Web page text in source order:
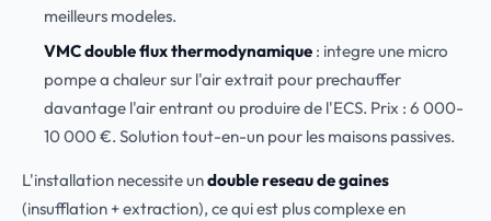
meilleurs modeles.
VMC double flux thermodynamique: integre une micro
pompe a chaleur sur l'air extrait pour prechauffer
davantage l'air entrant ou produire de l'ECS. Prix : 6 000-
10 000 €. Solution tout-en-un pour les maisons passives.
L'installation necessite undouble reseau de gaines
(insufflation + extraction), ce qui est plus complexe en